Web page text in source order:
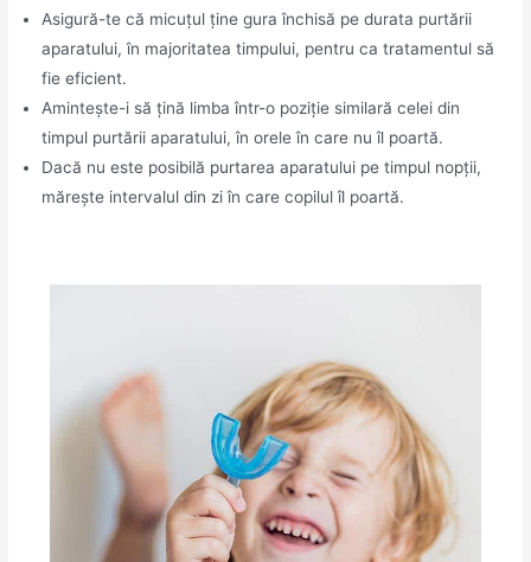
Asigură-te că micuțul ține gura închisă pe durata purtării
aparatului, în majoritatea timpului, pentru ca tratamentul să
fie eficient.
Amintește-i să țină limba într-o poziție similară celei din
timpul purtării aparatului, în orele în care nu îl poartă.
Dacă nu este posibilă purtarea aparatului pe timpul nopții,
mărește intervalul din zi în care copilul îl poartă.